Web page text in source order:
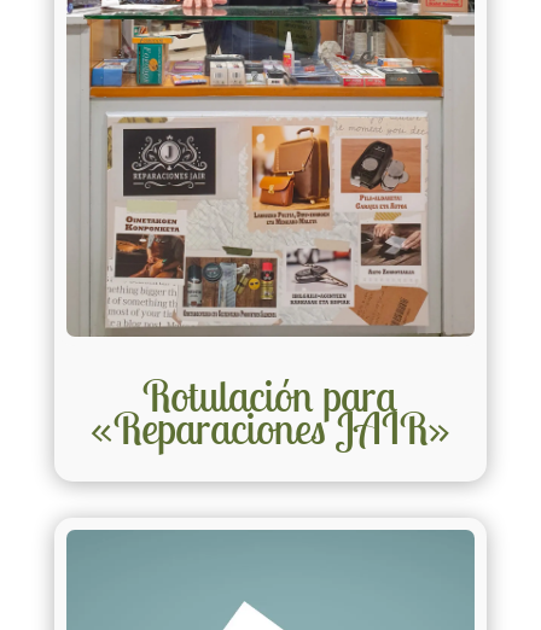
Rotulación para
«Reparaciones JAIR»